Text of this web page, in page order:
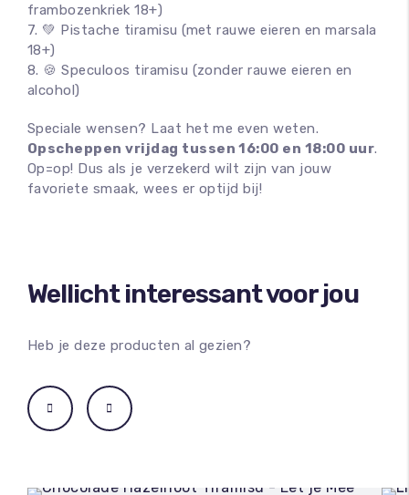
frambozenkriek 18+)
7. 💚 Pistache tiramisu (met rauwe eieren en marsala
18+)
8. 🍪 Speculoos tiramisu (zonder rauwe eieren en
alcohol)
Speciale wensen? Laat het me even weten.
Opscheppen vrijdag tussen 16:00 en 18:00 uur.
Op=op! Dus als je verzekerd wilt zijn van jouw
favoriete smaak, wees er optijd bij!
Wellicht interessant voor jou
Heb je deze producten al gezien?